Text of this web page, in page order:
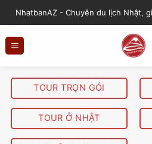
NhatbanAZ - Chuyên du lịch Nhật,
TOUR TRỌN GÓI
TOUR Ở NHẬT